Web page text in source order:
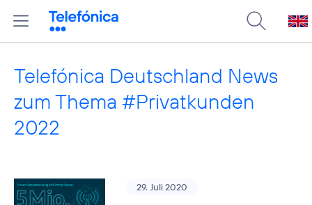
Telefónica Deutschland News
zum Thema #Privatkunden
2022
29. Juli 2020